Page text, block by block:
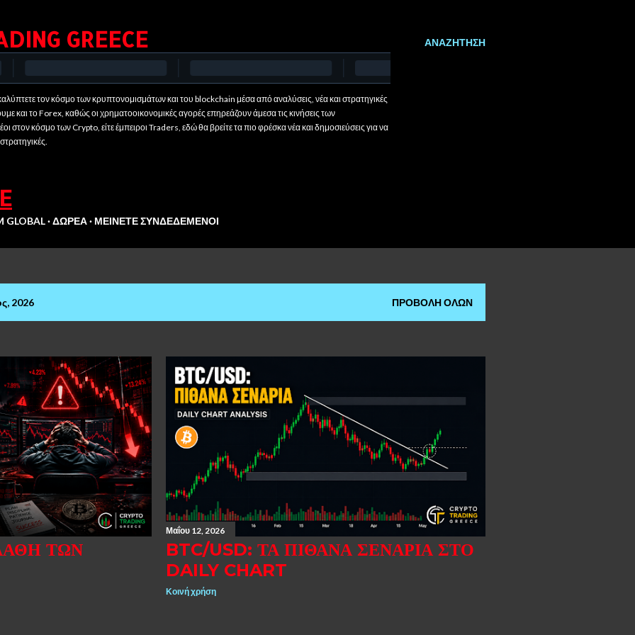
ΑΝΑΖΉΤΗΣΗ
GREECE
τον κόσμο των κρυπτονομισμάτων και του blockchain μέσα από αναλύσεις, νέα και στρατηγικές
και το Forex, καθώς οι χρηματοοικονομικές αγορές επηρεάζουν άμεσα τις κινήσεις των
στον κόσμο των Crypto, είτε έμπειροι Traders, εδώ θα βρείτε τα πιο φρέσκα νέα και δημοσιεύσεις για να
GLOBAL ΔΩΡΕΆ ΜΕΊΝΕΤΕ ΣΥΝΔΕΔΕΜΈΝΟΙ
2026 ΠΡΟΒΟΛΉ ΌΛΩΝ
ΤΩΝ
Μαΐου 12, 2026
BTC/USD: ΤΑ ΠΙΘΑΝΆ ΣΕΝΆΡΙΑ ΣΤΟ
DAILY CHART
Κοινή χρήση